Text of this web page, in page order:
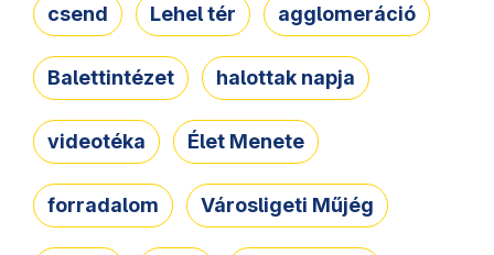
csend Lehel tér agglomeráció
Balettintézet halottak napja
videotéka Élet Menete
forradalom Városligeti Műjég